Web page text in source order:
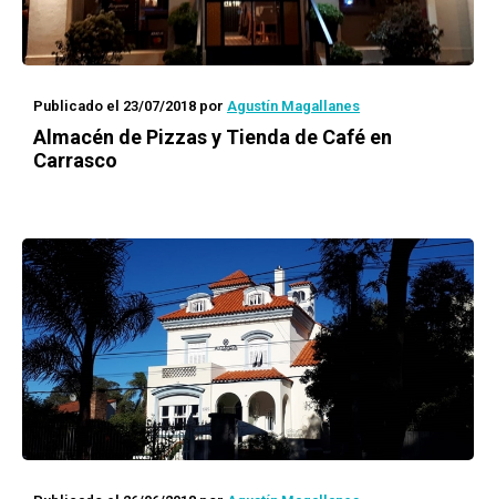
Publicado el 23/07/2018 por Agustín Magallanes
Almacén de Pizzas y Tienda de Café en
Carrasco